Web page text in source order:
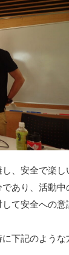
、安全で楽
あり、活動中
て安全への
下記のような